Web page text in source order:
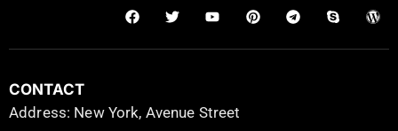
CONTACT
Address: New York, Avenue Street